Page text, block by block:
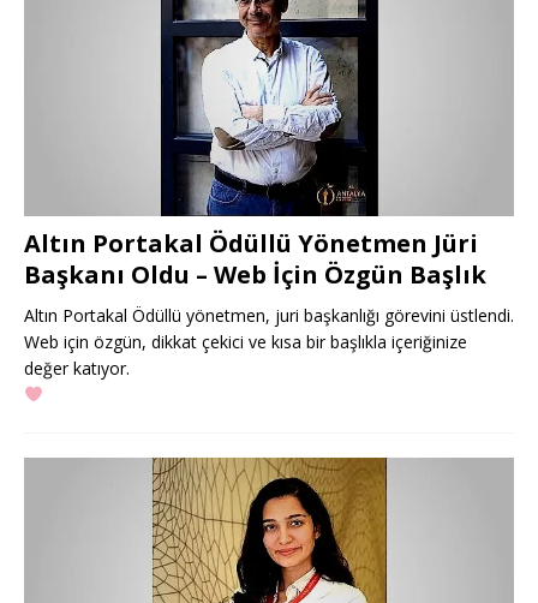
Altın Portakal Ödüllü Yönetmen Jüri
Başkanı Oldu – Web İçin Özgün Başlık
Altın Portakal Ödüllü yönetmen, juri başkanlığı görevini üstlendi.
Web için özgün, dikkat çekici ve kısa bir başlıkla içeriğinize
değer katıyor.